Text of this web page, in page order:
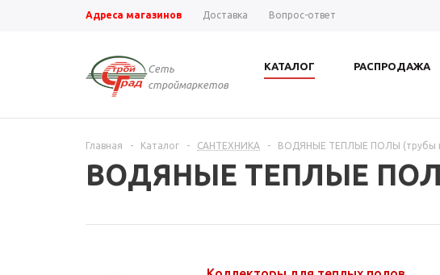
Адреса магазинов Доставка Вопрос-ответ
Сеть
строймаркетов
КАТАЛОГ РАСПРОДАЖА
Главная - Каталог - САНТЕХНИКА - ВОДЯНЫЕ ТЕПЛЫЕ ПОЛЫ (трубы
ВОДЯНЫЕ ТЕПЛЫЕ